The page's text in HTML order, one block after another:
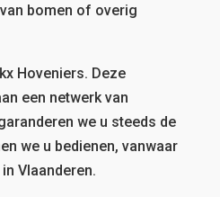
bomen of overig
Hoveniers. Deze
een netwerk van
we u steeds de
we u bedienen, vanwaar
Vlaanderen.